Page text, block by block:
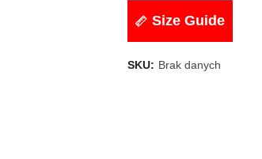
Size Guide
SKU: Brak danych